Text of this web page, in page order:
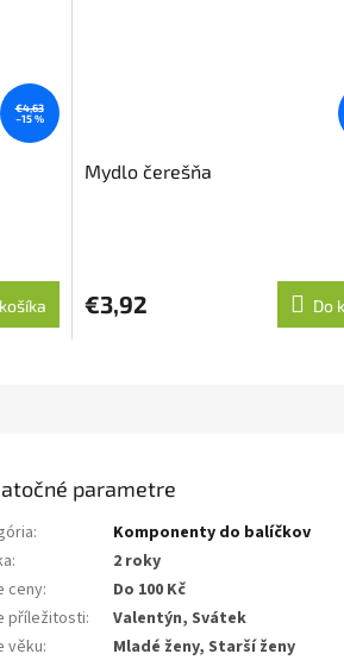
€4,63
–15 %
Mydlo čerešňa
€3,92 Do
parametre
:
Komponenty do balíčkov
:
2 roky
ceny:
Do 100 Kč
příležitosti:
Valentýn, Svátek
věku:
Mladé ženy, Starší ženy